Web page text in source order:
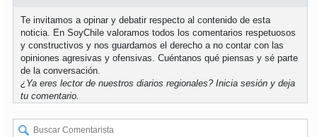
Te invitamos a opinar y debatir respecto al contenido de esta
noticia. En SoyChile valoramos todos los comentarios respetuosos
y constructivos y nos guardamos el derecho a no contar con las
opiniones agresivas y ofensivas. Cuéntanos qué piensas y sé parte
de la conversación.
¿Ya eres lector de nuestros diarios regionales?Inicia sesión y deja
tu comentario.